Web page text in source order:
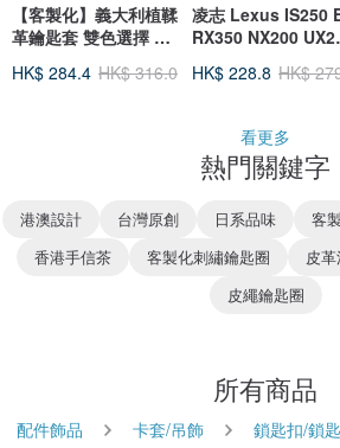
【客製化】義大利植鞣
革鑰匙套 雙色選擇 免
HK$ 284.4 HK$ 316.0
凌志 Lexus IS250
RX350 NX200
皮套
HK$ 228.8 HK$
看更多
熱門關鍵字
港澳設計 台灣原創 日系品味 客
香港手信茶
客製化刺繡鑰匙圈 皮
皮繩鑰匙圈
所有商品
配件飾品 卡套/吊飾
鎖匙扣/鎖